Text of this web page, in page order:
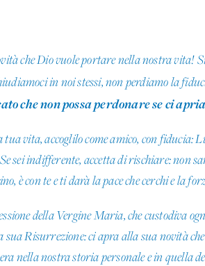
che Dio vuole portare nella nostra vita!
in noi stessi, non perdiamo la
che non possa perdonare se ci
vita, accoglilo come amico, con fiducia:
sei indifferente, accetta di rischiare: non
è con te e ti darà la pace che cerchi e la
della Vergine Maria, che custodiva
sua Risurrezione: ci apra alla sua novità
nella nostra storia personale e in quella